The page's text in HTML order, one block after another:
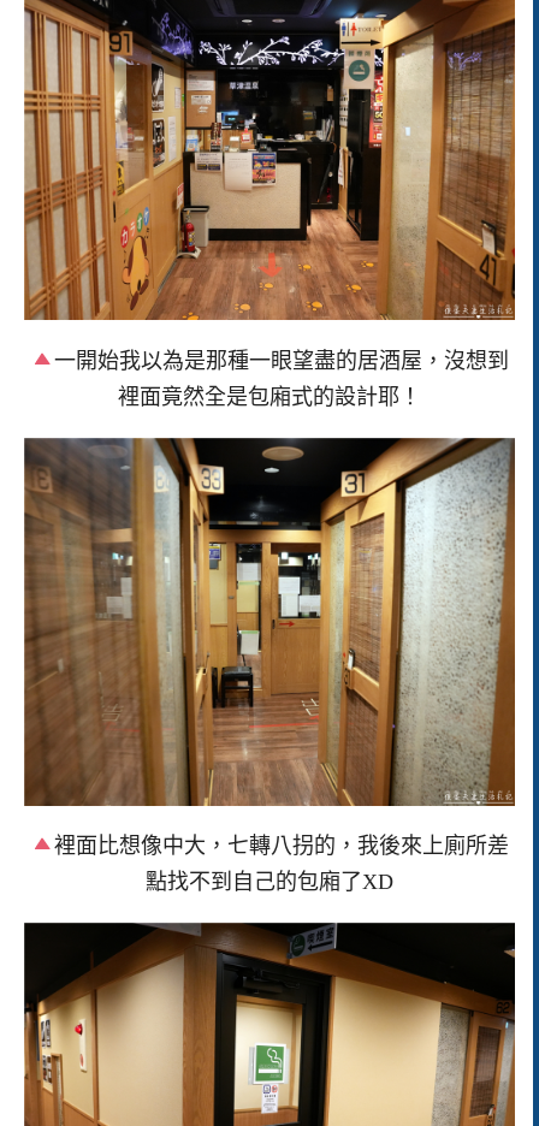
一開始我以為是那種一眼望盡的居酒屋，沒想到
裡面竟然全是包廂式的設計耶！
裡面比想像中大，七轉八拐的，我後來上廁所差
點找不到自己的包廂了XD